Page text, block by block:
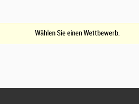
Wählen Sie einen Wettbewerb.